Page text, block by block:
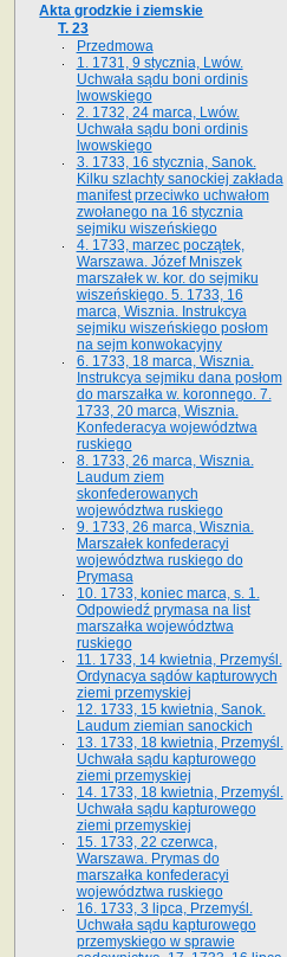
Akta grodzkie i ziemskie
T. 23
Przedmowa
1. 1731, 9 stycznia, Lwów.
Uchwała sądu boni ordinis
lwowskiego
2. 1732, 24 marca, Lwów.
Uchwała sądu boni ordinis
lwowskiego
3. 1733, 16 stycznia, Sanok.
Kilku szlachty sanockiej zakłada
manifest przeciwko uchwałom
zwołanego na 16 stycz­nia
sejmiku wiszeńskiego
4. 1733, marzec początek,
Warszawa. Józef Mniszek
marszałek w. kor. do sejmiku
wiszeńskiego. 5. 1733, 16
marca, Wisznia. Instrukcya
sejmiku wiszeńskiego posłom
na sejm konwokacyjny
6. 1733, 18 marca, Wisznia.
Instrukcya sejmiku dana posłom
do marszałka w. koronnego. 7.
1733, 20 marca, Wisznia.
Konfederacya województwa
ruskiego
8. 1733, 26 marca, Wisznia.
Laudum ziem
skonfederowanych
województwa ruskiego
9. 1733, 26 marca, Wisznia.
Marszałek konfederacyi
województwa ruskiego do
Prymasa
10. 1733, koniec marca, s. 1.
Odpowiedź prymasa na list
marszałka województwa
ruskiego
11. 1733, 14 kwietnia, Przemyśl.
Ordynacya sądów kapturowych
ziemi przemyskiej
12. 1733, 15 kwietnia, Sanok.
Laudum ziemian sanockich
13. 1733, 18 kwietnia, Przemyśl.
Uchwała sądu kapturowego
ziemi przemyskiej
14. 1733, 18 kwietnia, Przemyśl.
Uchwała sądu kapturowego
ziemi przemyskiej
15. 1733, 22 czerwca,
Warszawa. Prymas do
marszałka konfederacyi
województwa ruskiego
16. 1733, 3 lipca, Przemyśl.
Uchwała sądu kapturowego
przemyskiego w sprawie